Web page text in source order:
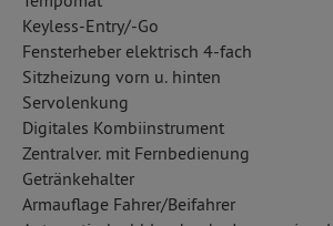
Keyless-Entry/-Go
Fensterheber elektrisch 4-fach
Sitzheizung vorn u. hinten
Servolenkung
Digitales Kombiinstrument
Zentralver. mit Fernbedienung
Getränkehalter
Armauflage Fahrer/Beifahrer